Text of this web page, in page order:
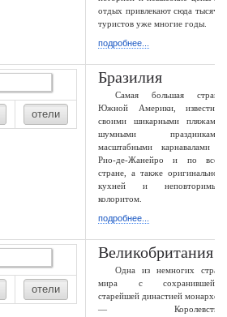
отдых привлекают сюда тысячи
туристов уже многие годы.
подробнее...
отели
Бразилия
Самая большая страна
Южной Америки, известная
своими шикарными пляжами,
шумными праздниками,
масштабными карнавалами в
Рио-де-Жанейро и по всей
стране, а также оригинальной
кухней и неповторимым
колоритом.
подробнее...
отели
Великобритания
Одна из немногих стран
мира с сохранившейся
старейшей династией монархов
— Королевство